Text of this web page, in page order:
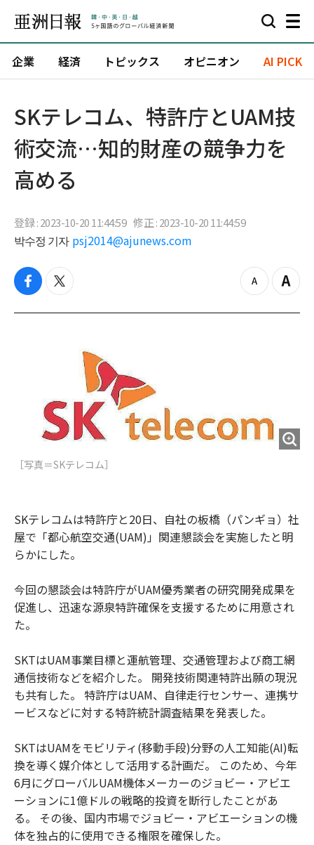
企業 経済 トピックス オピニオン AI PICK
​SKテレコム、特許庁とUAM技
術交流…知的財産の競争力を
高める
登録 : 2023-10-20 11:44:59 修正 : 2023-10-20 11:44:59
박수정 기자 psj2014@ajunews.com
f
c
t
i
z
o
Z
o
［写真＝​SKテレコム］
SKテレコムは特許庁と20日、自社の板橋（パンギョ）社
屋で「都心航空交通(UAM)」関連懇談会を実施したと明
らかにした。
今回の懇談会は特許庁がUAM優秀業者の研究開発成果を
促進し、迅速な源泉特許確保を支援するために用意され
た。
SKTはUAM事業目標と運航管理、交通管理および商工網
通信技術などを紹介した。 開発技術関連特許出願の現況
も共有した。 特許庁はUAM、自律走行センサー、連携サ
ービスなどに対する特許統計調査結果を発表した。
SKTはUAMをモビリティ(移動手段)分野の人工知能(AI)転
換を導く媒介体として活用する計画だ。 このため、今年
6月にグローバルUAM機体メーカーのジョビー・アビエ
ーションに1億ドルの戦略的投資を断行したことがあ
る。 その後、国内市場でジョビー・アビエーションの機
体を独占的に使用できる権限を確保した。